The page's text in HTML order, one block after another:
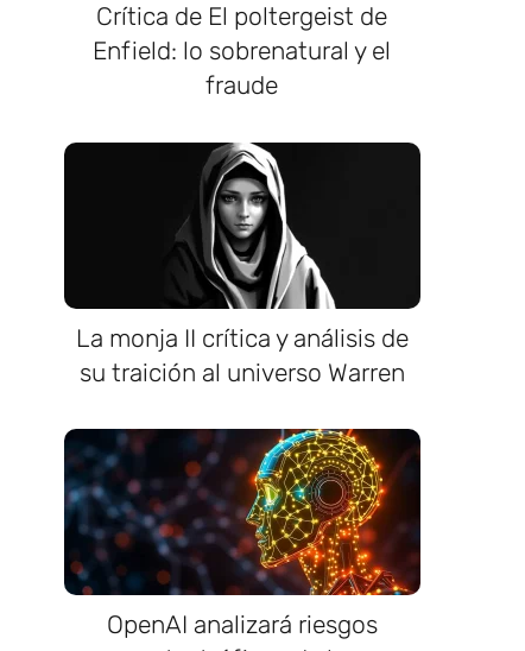
Crítica de El poltergeist de
Enfield: lo sobrenatural y el
fraude
La monja II crítica y análisis de
su traición al universo Warren
OpenAI analizará riesgos